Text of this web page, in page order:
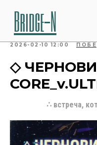
Bridge-N
2026-02-10 12:00
◇
∴ встреча,